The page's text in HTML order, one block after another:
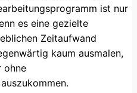
ist nur
es eine gezielte
Zeitaufwand
kaum ausmalen,
ohne